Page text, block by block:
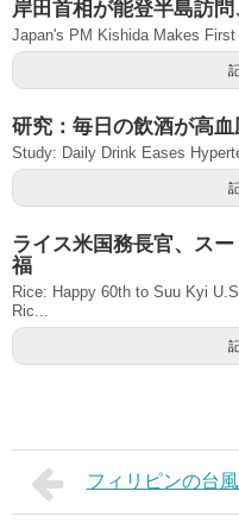
岸田首相が能登半島訪
Japan's PM Kishida Makes
研究：毎日の飲酒が高
Study: Daily Drink Eases
ライス米国務長官、ス
福
Rice: Happy 60th to Suu Kyi
Ric...
フィリピンの台